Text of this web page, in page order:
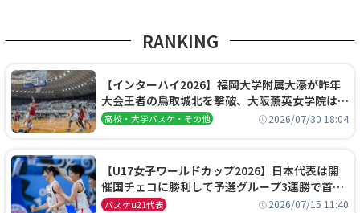
RANKING
【インターハイ2026】福岡大学附属大濠が昨年
大会王者の鳥取城北を撃破、大阪薫英女学院は岐
阜女子に完勝、大会3日目試合結果
高校・大学バスケ・その他 2026/07/30 18:04
【U17女子ワールドカップ2026】日本代表は開
催国チェコに勝利して予選グループ3連勝で首位
通過！準々決勝の相手はエジプトに決定
バスケu21代表 2026/07/15 11:40